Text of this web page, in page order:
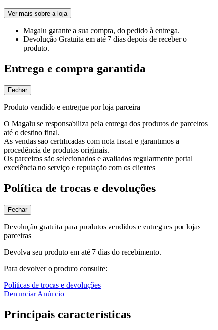
Ver mais sobre a loja
Magalu garante a sua compra, do pedido à entrega.
Devolução Gratuita em até 7 dias depois de receber o
produto.
Entrega e compra garantida
Fechar
Produto vendido e entregue por loja parceira
O Magalu se responsabiliza pela entrega dos produtos de parceiros
até o destino final.
As vendas são certificadas com nota fiscal e garantimos a
procedência de produtos originais.
Os parceiros são selecionados e avaliados regularmente portal
excelência no serviço e reputação com os clientes
Política de trocas e devoluções
Fechar
Devolução gratuita para produtos vendidos e entregues por lojas
parceiras
Devolva seu produto em até 7 dias do recebimento.
Para devolver o produto consulte:
Políticas de trocas e devoluções
Denunciar Anúncio
Principais características